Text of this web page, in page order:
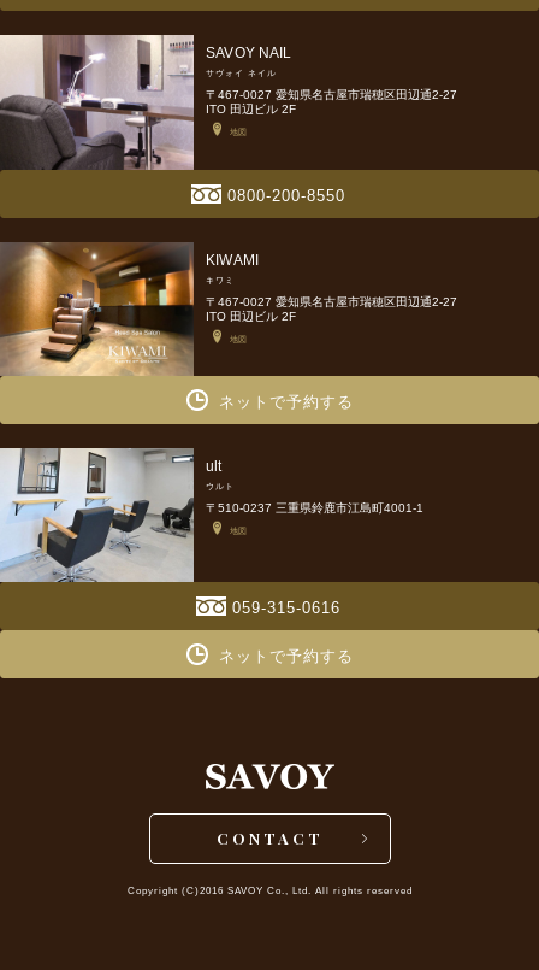
SAVOY NAIL
サヴォイ ネイル
〒467-0027 愛知県名古屋市瑞穂区田辺通2-27
ITO 田辺ビル 2F
地図
0800-200-8550
KIWAMI
キワミ
〒467-0027 愛知県名古屋市瑞穂区田辺通2-27
ITO 田辺ビル 2F
地図
ネットで予約する
ult
ウルト
〒510-0237 三重県鈴鹿市江島町4001-1
地図
059-315-0616
ネットで予約する
CONTACT
Copyright (C)2016 SAVOY Co., Ltd. All rights reserved